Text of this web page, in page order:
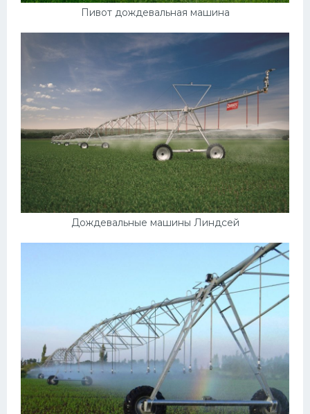
Пивот дождевальная машина
Дождевальные машины Линдсей